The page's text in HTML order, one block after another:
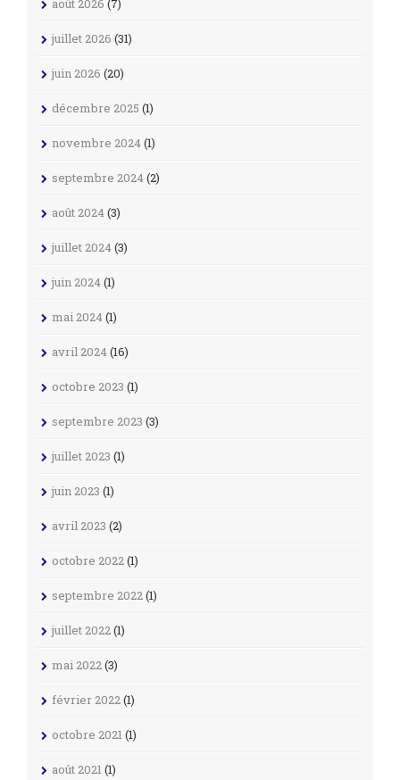
août 2026 (7)
juillet 2026 (31)
juin 2026 (20)
décembre 2025 (1)
novembre 2024(1)
septembre 2024(2)
août 2024(3)
juillet 2024(3)
juin 2024(1)
mai 2024(1)
avril 2024(16)
octobre 2023 (1)
septembre 2023 (3)
juillet 2023 (1)
juin 2023 (1)
avril 2023 (2)
octobre 2022(1)
septembre 2022(1)
juillet 2022(1)
mai 2022(3)
février 2022(1)
octobre 2021(1)
août 2021(1)